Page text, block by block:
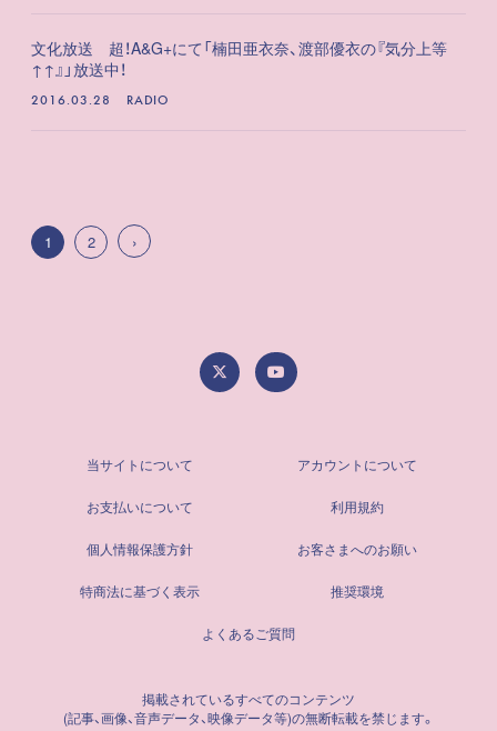
文化放送 超！A&G+にて「楠田亜衣奈、渡部優衣の『気分上等
↑↑』」放送中！
2016.03.28 RADIO
1 2
当サイトについて アカウントについて
お支払いについて 利用規約
個人情報保護方針 お客さまへのお願い
特商法に基づく表示 推奨環境
よくあるご質問
掲載されているすべてのコンテンツ
(記事、画像、音声データ、映像データ等)の無断転載を禁じます。